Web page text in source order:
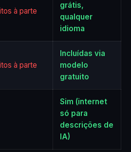
à parte
grátis,
qualquer
idioma
à parte
Incluídas via
modelo
gratuito
Sim (internet
só para
descrições de
IA)